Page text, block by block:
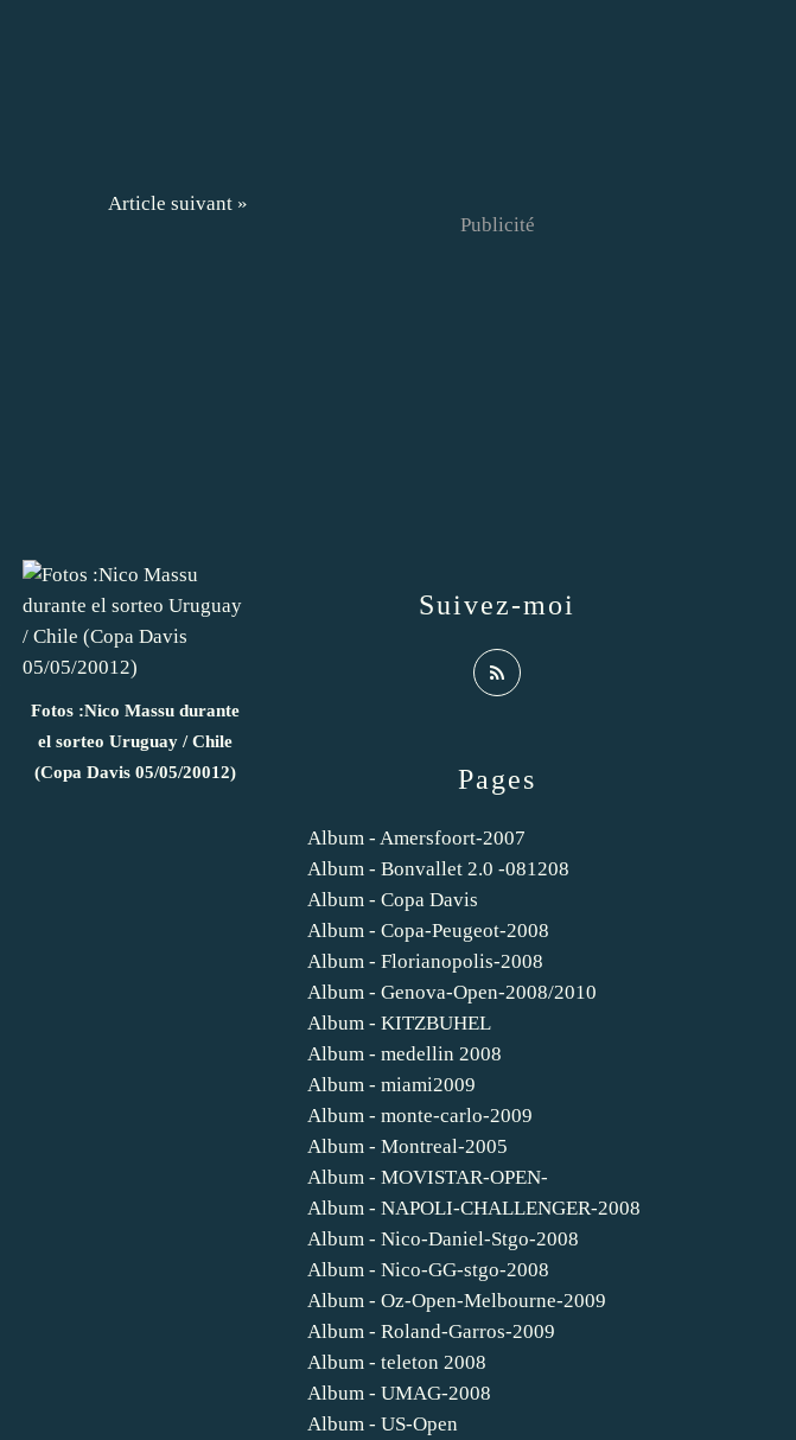
Article suivant »
Fotos :Nico Massu durante
el sorteo Uruguay / Chile
(Copa Davis 05/05/20012)
Pages
Album - Amersfoort-2007
Album - Bonvallet 2.0 -081208
Album - Copa Davis
Album - Copa-Peugeot-2008
Album - Florianopolis-2008
Album - Genova-Open-2008/2010
Album - KITZBUHEL
Album - medellin 2008
Album - miami2009
Album - monte-carlo-2009
Album - Montreal-2005
Album - MOVISTAR-OPEN-
Album - NAPOLI-CHALLENGER-2008
Album - Nico-Daniel-Stgo-2008
Album - Nico-GG-stgo-2008
Album - Oz-Open-Melbourne-2009
Album - Roland-Garros-2009
Album - teleton 2008
Album - UMAG-2008
Album - US-Open
Suivez-moi
Publicité